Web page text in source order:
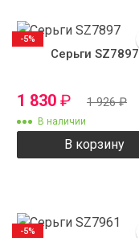
Серьги SZ7897
1 830 ₽ 1 926₽
В наличии
В корзину
-5%
-5%